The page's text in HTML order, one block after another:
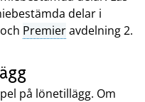
delar i
Premieravdelning 2.
på lönetillägg. Om